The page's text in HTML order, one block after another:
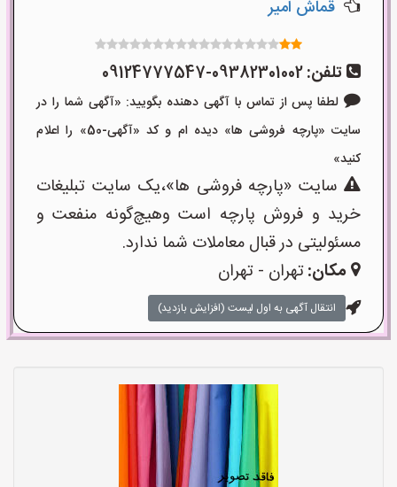
قماش امیر
تلفن:09382301002-09124777547
لطفا پس از تماس با آگهی دهنده بگویید: «آگهی شما را در
سایت «پارچه فروشی ها» دیده ام و کد «آگهی-50» را اعلام
کنید»
سایت «پارچه فروشی ها»،یک سایت تبلیغات
خرید و فروش پارچه است وهیچ‌گونه منفعت و
مسئولیتی در قبال معاملات شما ندارد.
مکان:تهران - تهران
انتقال آگهی به اول لیست (افزایش بازدید)